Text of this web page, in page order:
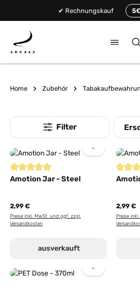
✔ Rechnungskauf
Home Zubehör
Durchschnittliche Bewertung von 5 von
Amotion Jar - Steel
2,99 €
Preise inkl. MwSt. und ggf. zzgl.
Versandkosten
ausverkauft
2,99 €
Preise